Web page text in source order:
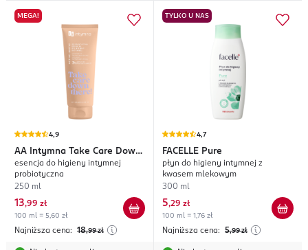
MEGA!
4,9
AA
Intymna Take Care Down
There!
esencja do higieny intymnej
probiotyczna
250 ml
13,99 zł
100 ml = 5,60 zł
Najniższa cena: 18,99 zł
TYLKO U NAS
4,7
FACELLE Pure
płyn do higieny intymnej z
kwasem mlekowym
300 ml
5,29 zł
100 ml = 1,76 zł
Najniższa cena: 5,99 zł